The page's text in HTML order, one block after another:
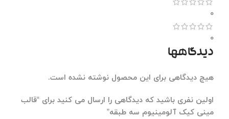
0
0
دیدگاهها
هیچ دیدگاهی برای این محصول نوشته نشده است.
اولین نفری باشید که دیدگاهی را ارسال می کنید برای “قالب
مینی کیک آلومینیوم سه طبقه”